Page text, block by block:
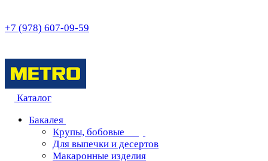
+7 (978) 607-09-59
Каталог
Бакалея
Крупы, бобовые
Для выпечки и десертов
Макаронные изделия